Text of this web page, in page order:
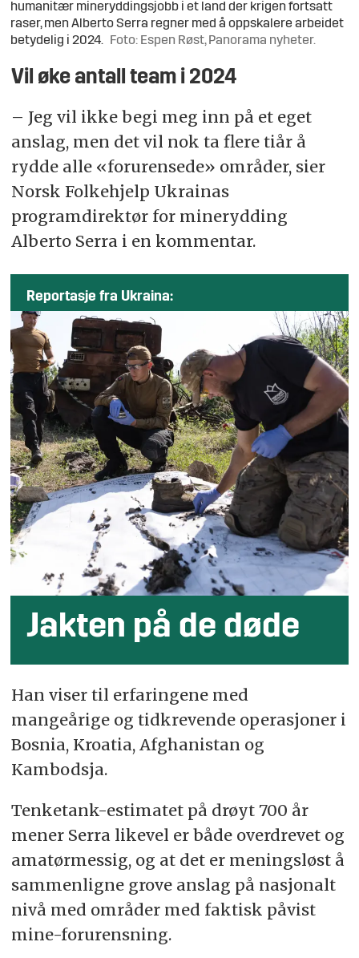
humanitær mineryddingsjobb i et land der krigen fortsatt
raser, men Alberto Serra regner med å oppskalere arbeidet
betydelig i 2024.
Foto: Espen Røst, Panorama nyheter.
Vil øke antall team i 2024
– Jeg vil ikke begi meg inn på et eget
anslag, men det vil nok ta flere tiår å
rydde alle «forurensede» områder, sier
Norsk Folkehjelp Ukrainas
programdirektør for minerydding
Alberto Serra i en kommentar.
Reportasje fra Ukraina:
Jakten på de døde
Han viser til erfaringene med
mangeårige og tidkrevende operasjoner i
Bosnia, Kroatia, Afghanistan og
Kambodsja.
Tenketank-estimatet på drøyt 700 år
mener Serra likevel er både overdrevet og
amatørmessig, og at det er meningsløst å
sammenligne grove anslag på nasjonalt
nivå med områder med faktisk påvist
mine-forurensning.